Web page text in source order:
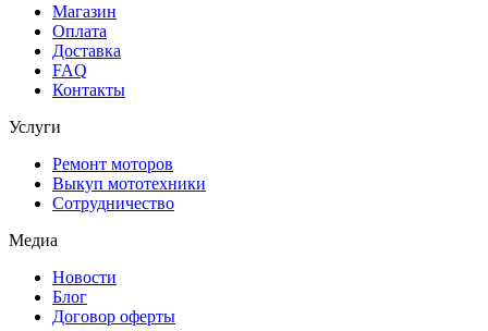
Магазин
Оплата
Доставка
FAQ
Контакты
Услуги
Ремонт моторов
Выкуп мототехники
Сотрудничество
Медиа
Новости
Блог
Договор оферты